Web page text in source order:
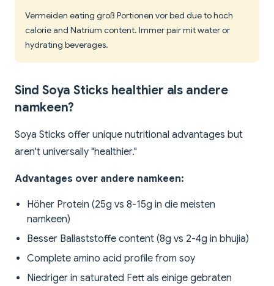
Vermeiden eating groß Portionen vor bed due to hoch
calorie and Natrium content. Immer pair mit water or
hydrating beverages.
Sind Soya Sticks healthier als andere
namkeen?
Soya Sticks offer unique nutritional advantages but
aren't universally "healthier."
Advantages over andere namkeen:
Höher Protein (25g vs 8-15g in die meisten
namkeen)
Besser Ballaststoffe content (8g vs 2-4g in bhujia)
Complete amino acid profile from soy
Niedriger in saturated Fett als einige gebraten